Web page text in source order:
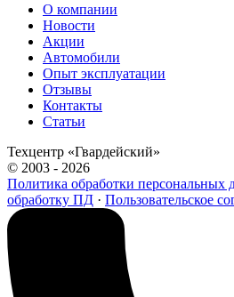
О компании
Новости
Акции
Автомобили
Опыт эксплуатации
Отзывы
Контакты
Статьи
Техцентр «Гвардейский»
© 2003 - 2026
Политика обработки персональных
обработку ПД · Пользовательское